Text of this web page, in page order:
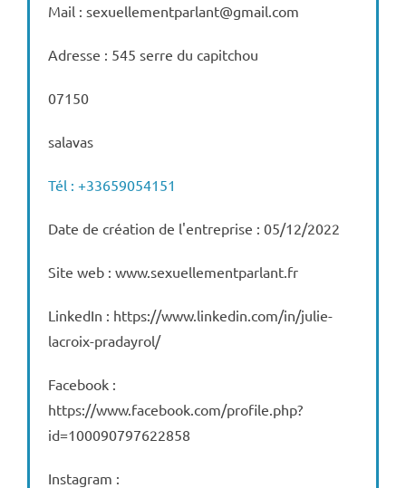
Mail : sexuellementparlant@gmail.com
Adresse : 545 serre du capitchou
07150
salavas
Tél : +33659054151
Date de création de l'entreprise : 05/12/2022
Site web : www.sexuellementparlant.fr
LinkedIn : https://www.linkedin.com/in/julie-
lacroix-pradayrol/
Facebook :
https://www.facebook.com/profile.php?
id=100090797622858
Instagram :